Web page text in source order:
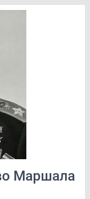
Маршала